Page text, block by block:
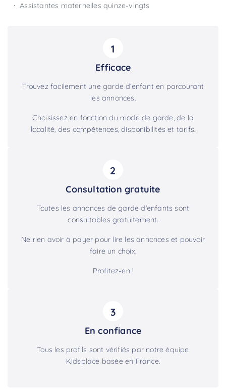
Assistantes maternelles quinze-vingts
1
Efficace
Trouvez facilement une garde d’enfant en parcourant
les annonces.
Choisissez en fonction du mode de garde, de la
localité, des compétences, disponibilités et tarifs.
2
Consultation gratuite
Toutes les annonces de garde d’enfants sont
consultables gratuitement.
Ne rien avoir à payer pour lire les annonces et pouvoir
faire un choix.
Profitez-en !
3
En confiance
Tous les profils sont vérifiés par notre équipe
Kidsplace basée en France.